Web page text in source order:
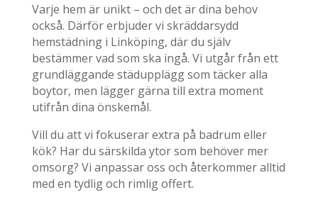
Varje hem är unikt – och det är dina behov
också. Därför erbjuder vi skräddarsydd
hemstädning i Linköping, där du själv
bestämmer vad som ska ingå. Vi utgår från ett
grundläggande städupplägg som täcker alla
boytor, men lägger gärna till extra moment
utifrån dina önskemål.
Vill du att vi fokuserar extra på badrum eller
kök? Har du särskilda ytor som behöver mer
omsorg? Vi anpassar oss och återkommer alltid
med en tydlig och rimlig offert.